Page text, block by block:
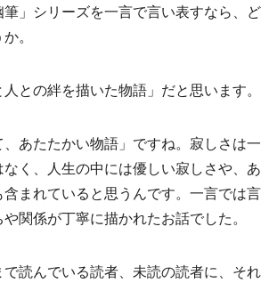
」シリーズを一言で言い表すなら、ど
。
との絆を描いた物語」だと思います。
あたたかい物語」ですね。寂しさは一
く、人生の中には優しい寂しさや、あ
まれていると思うんです。一言では言
関係が丁寧に描かれたお話でした。
読んでいる読者、未読の読者に、それ